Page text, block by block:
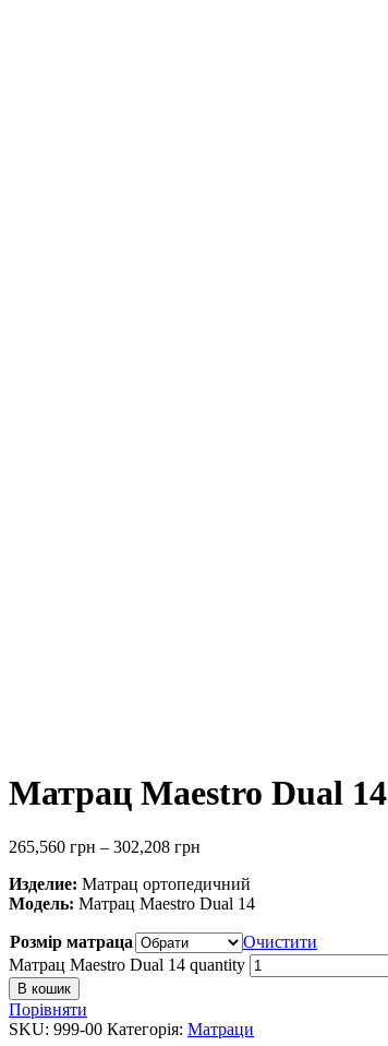
Матрац Maestro Dual 14
265,560 грн – 302,208 грн
Изделие: Матрац ортопедичний
Модель: Матрац Maestro Dual 14
Розмір матраца
Очистити
Матрац Maestro Dual 14 quantity
В кошик
Порівняти
SKU: 999-00 Категорія: Матраци